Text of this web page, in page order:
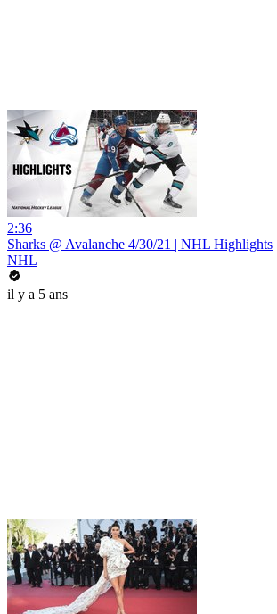
2:36
Sharks @ Avalanche 4/30/21 | NHL Highlights
NHL
il y a 5 ans